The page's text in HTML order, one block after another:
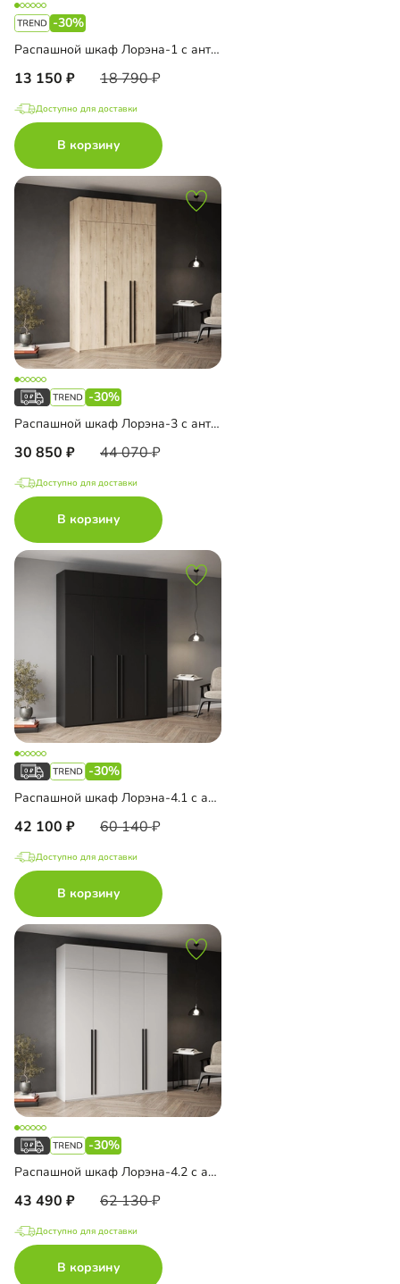
-30%
Распашной шкаф Лорэна-1 с антресолью
13 150 18 790
Доступно для доставки
В корзину
-30%
Распашной шкаф Лорэна-3 с антресолью
30 850 44 070
Доступно для доставки
В корзину
-30%
Распашной шкаф Лорэна-4.1 с антресолью
42 100 60 140
Доступно для доставки
В корзину
-30%
Распашной шкаф Лорэна-4.2 с антресолью
43 490 62 130
Доступно для доставки
В корзину